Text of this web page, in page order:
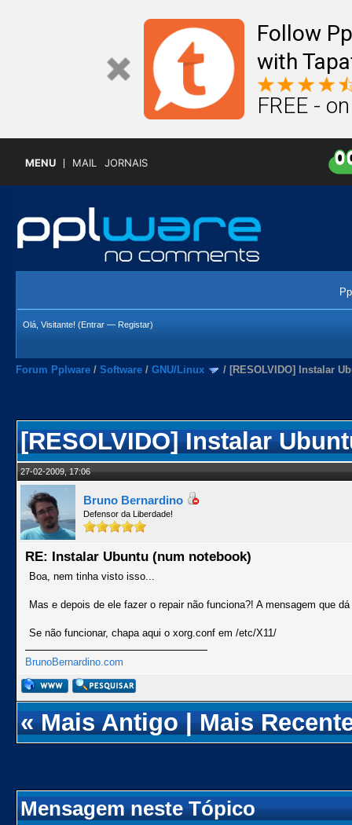
Follow
with
FREE -
MENU MAIL JORNAIS
Olá, Visitante! (Entrar — Registar)
Forum Pplware / Software / GNU/Linux / [RESOLVIDO] Instalar
[RESOLVIDO] Instalar
27-02-2009, 17:06
Bruno Bernardino
Defensor da Liberdade!
RE: Instalar Ubuntu (num notebook)
Boa, nem tinha visto isso...
Mas e depois de ele fazer o repair não funciona?! A mensagem que
Se não funcionar, chapa aqui o xorg.conf em /etc/X11/
BrunoBernardino.com
«Mais Antigo|Mais
Mensagem neste Tópico